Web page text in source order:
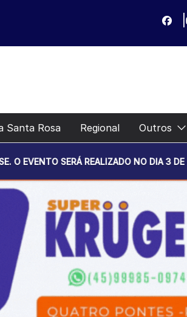
Santa Rosa Regional Outros
REALIZADO NO DIA 3 DE JULHO,